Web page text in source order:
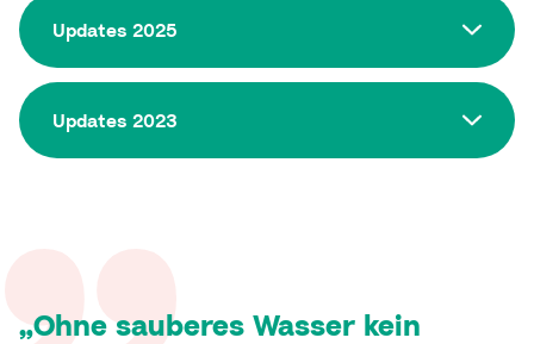
Updates 2025
Updates 2023
Ohne sauberes Wasser kein